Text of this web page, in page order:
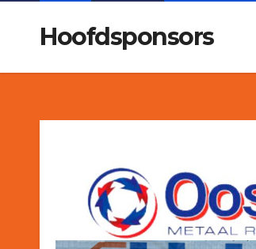
Hoofdsponsors